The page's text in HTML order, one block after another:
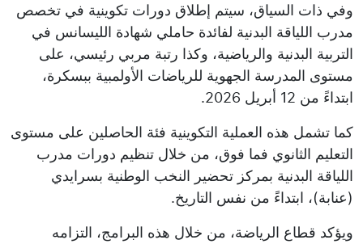
وفي ذات السياق، سيتم إطلاق دورات تكوينية في تخصص
مدرب اللياقة البدنية لفائدة حاملي شهادة الليسانس في
التربية البدنية والرياضية، وكذا رتبة مربي رئيسي، على
مستوى المدرسة الجهوية للرياضات الأولمبية ببسكرة،
ابتداءً من 12 أبريل 2026.
كما تشمل هذه العملية التكوينية فئة الحاصلين على مستوى
التعليم الثانوي فما فوق، من خلال تنظيم دورات مدرب
اللياقة البدنية بمركز تحضير النخب الوطنية بسرايدي
(عنابة)، ابتداءً من نفس التاريخ.
ويؤكد قطاع الرياضة، من خلال هذه البرامج، التزامه